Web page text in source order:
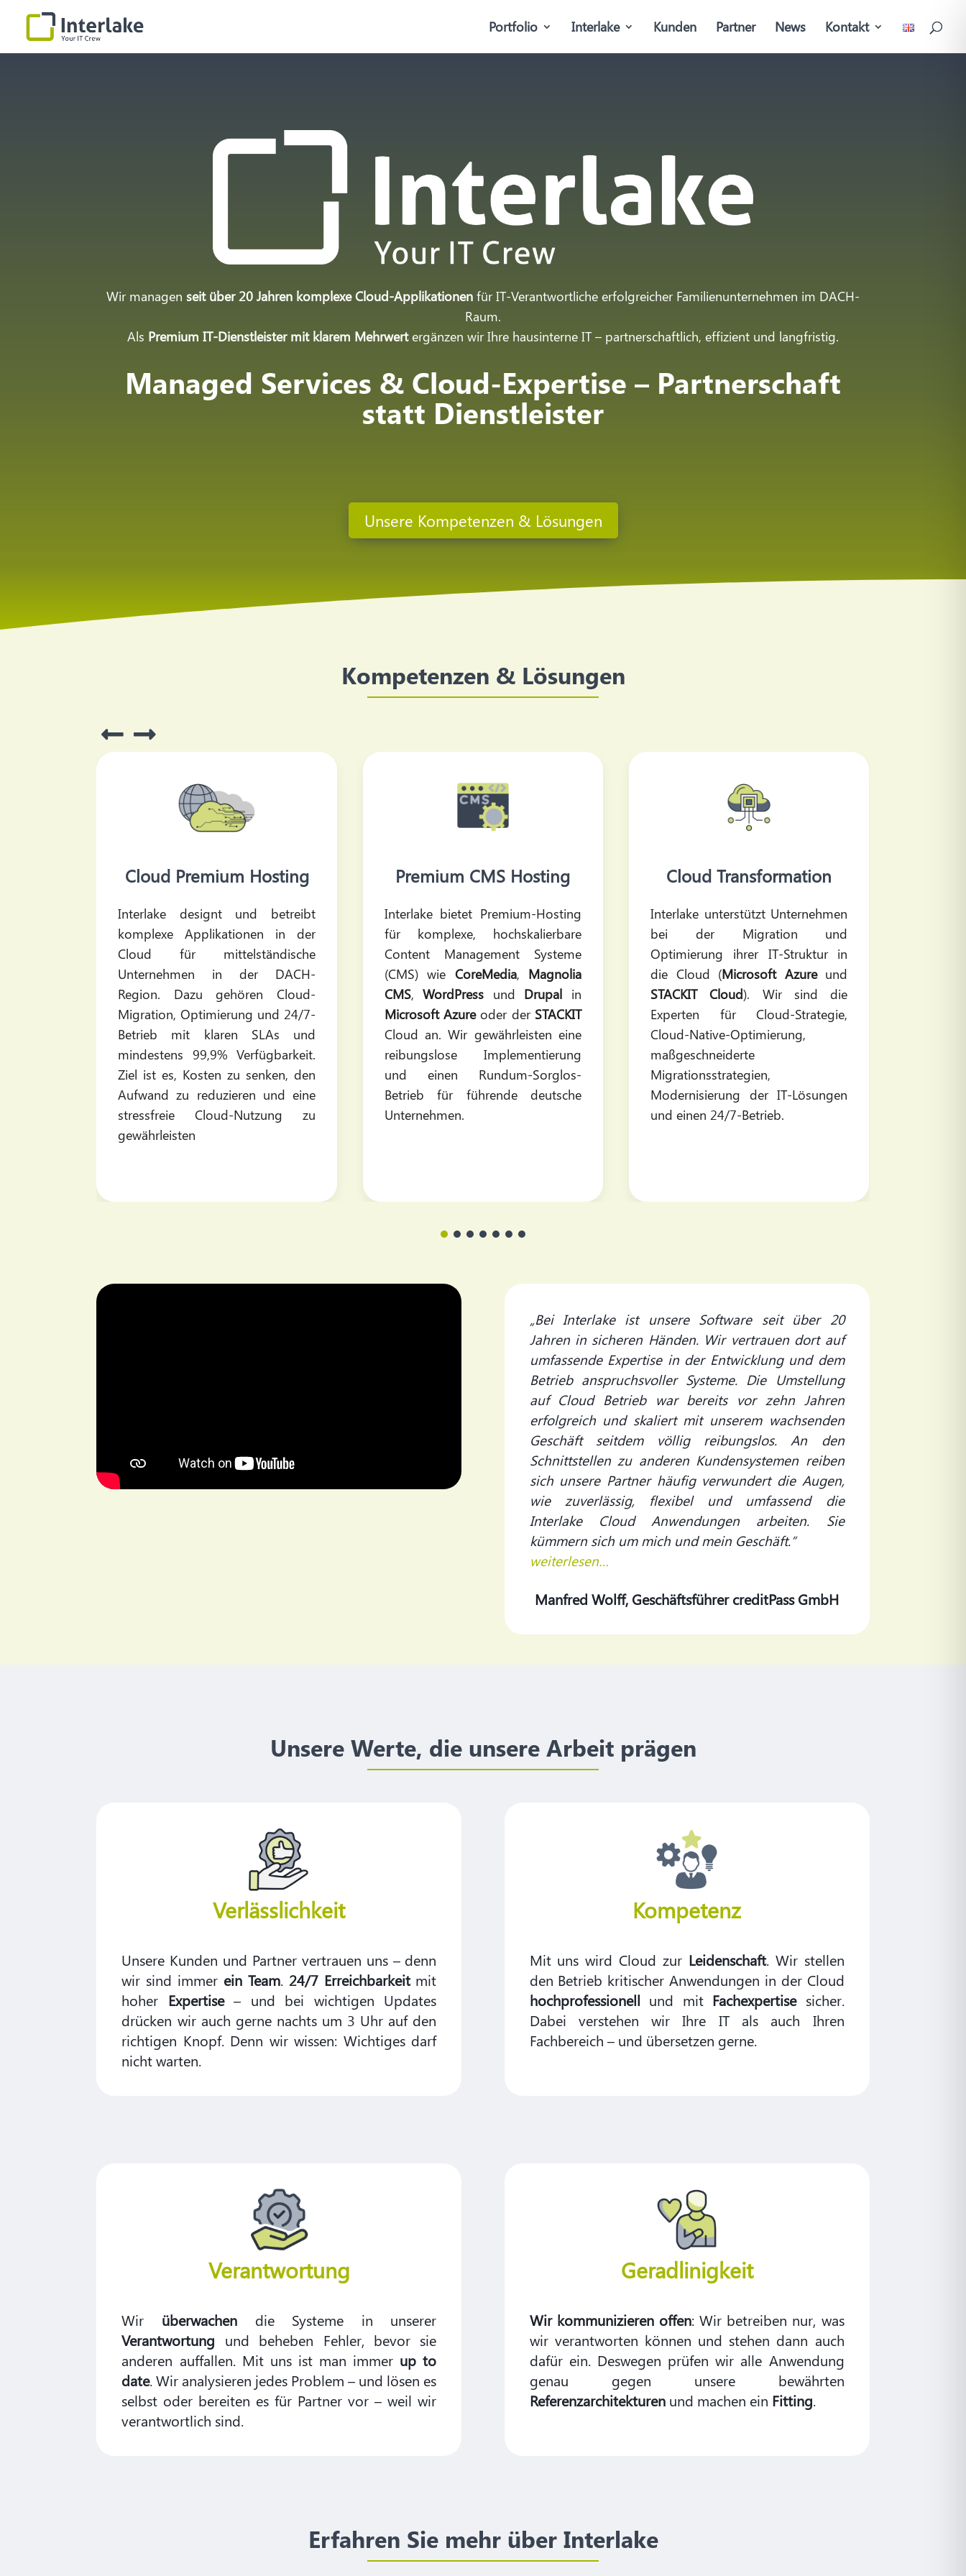
Portfolio Interlake Kunden Partner News Kontakt
Wir managen seit über 20 Jahren komplexe Cloud-Applikationen für IT-Verantwortliche erfolgreicher Familienunternehmen im DACH-
Raum.
Als Premium IT-Dienstleister mit klarem Mehrwertergänzen wir Ihre hausinterne IT – partnerschaftlich, effizient und langfristig.
Managed Services & Cloud-Expertise – Partnerschaft
statt Dienstleister
Unsere Kompetenzen & Lösungen
Kompetenzen & Lösungen
Cloud Premium Hosting
Interlake designt und betreibt
komplexe Applikationen in der
Cloud für mittelständische
Unternehmen in der DACH-
Region. Dazu gehören Cloud-
Migration, Optimierung und 24/7-
Betrieb mit klaren SLAs und
mindestens 99,9% Verfügbarkeit.
Ziel ist es, Kosten zu senken, den
Aufwand zu reduzieren und eine
stressfreie Cloud-Nutzung zu
gewährleisten
Premium CMS Hosting
Interlake bietet Premium-Hosting
für komplexe, hochskalierbare
Content Management Systeme
(CMS) wie CoreMedia, Magnolia
CMS,WordPress und Drupal in
Microsoft Azureoder der STACKIT
Cloud an. Wir gewährleisten eine
reibungslose Implementierung
und einen Rundum-Sorglos-
Betrieb für führende deutsche
Unternehmen.
Cloud Transformation
Interlake unterstützt Unternehmen
bei der Migration und
Optimierung ihrer IT-Struktur in
die Cloud (Microsoft Azureund
STACKIT Cloud). Wir sind die
Experten für Cloud-Strategie,
Cloud-Native-Optimierung,
maßgeschneiderte
Migrationsstrategien,
Modernisierung der IT-Lösungen
und einen 24/7-Betrieb.
„Bei Interlake ist unsere Software seit über 20
Jahren in sicheren Händen. Wir vertrauen dort auf
umfassende Expertise in der Entwicklung und dem
Betrieb anspruchsvoller Systeme. Die Umstellung
auf Cloud Betrieb war bereits vor zehn Jahren
erfolgreich und skaliert mit unserem wachsenden
Geschäft seitdem völlig reibungslos. An den
Schnittstellen zu anderen Kundensystemen reiben
sich unsere Partner häufig verwundert die Augen,
wie zuverlässig, flexibel und umfassend die
Interlake Cloud Anwendungen arbeiten. Sie
kümmern sich um mich und mein Geschäft.“
weiterlesen…
Manfred Wolff, Geschäftsführer creditPass GmbH
Unsere Werte, die unsere Arbeit prägen
Verlässlichkeit
Unsere Kunden und Partner vertrauen uns – denn
wir sind immer ein Team. 24/7 Erreichbarkeitmit
hoher Expertise– und bei wichtigen Updates
drücken wir auch gerne nachts um 3 Uhr auf den
richtigen Knopf. Denn wir wissen: Wichtiges darf
nicht warten.
Kompetenz
Mit uns wird Cloud zur Leidenschaft. Wir stellen
den Betrieb kritischer Anwendungen in der Cloud
hochprofessionell und mit Fachexpertisesicher.
Dabei verstehen wir Ihre IT als auch Ihren
Fachbereich – und übersetzen gerne.
Verantwortung
Wir überwachen die Systeme in unserer
Verantwortung und beheben Fehler, bevor sie
anderen auffallen. Mit uns ist man immer up to
date. Wir analysieren jedes Problem – und lösen es
selbst oder bereiten es für Partner vor – weil wir
verantwortlich sind.
Geradlinigkeit
Wir kommunizieren offen: Wir betreiben nur, was
wir verantworten können und stehen dann auch
dafür ein. Deswegen prüfen wir alle Anwendung
genau gegen unsere bewährten
Referenzarchitekturenund machen ein Fitting.
Erfahren Sie mehr über Interlake